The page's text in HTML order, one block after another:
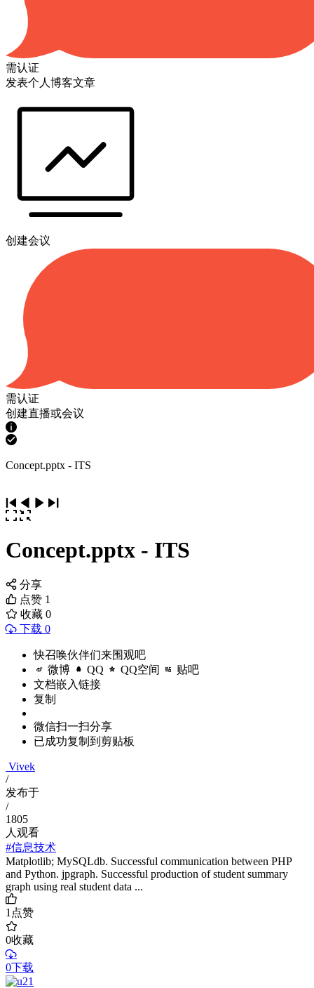
需认证
发表个人博客文章
创建会议
需认证
创建直播或会议
Concept.pptx - ITS
Concept.pptx - ITS
分享
点赞 1
收藏 0
下载 0
快召唤伙伴们来围观吧
微博 QQ QQ空间 贴吧
文档嵌入链接
复制
微信扫一扫分享
已成功复制到剪贴板
Vivek
/
发布于
/
1805
人观看
#信息技术
Matplotlib; MySQLdb. Successful communication between PHP
and Python. jpgraph. Successful production of student summary
graph using real student data ...
1点赞
0收藏
0下载